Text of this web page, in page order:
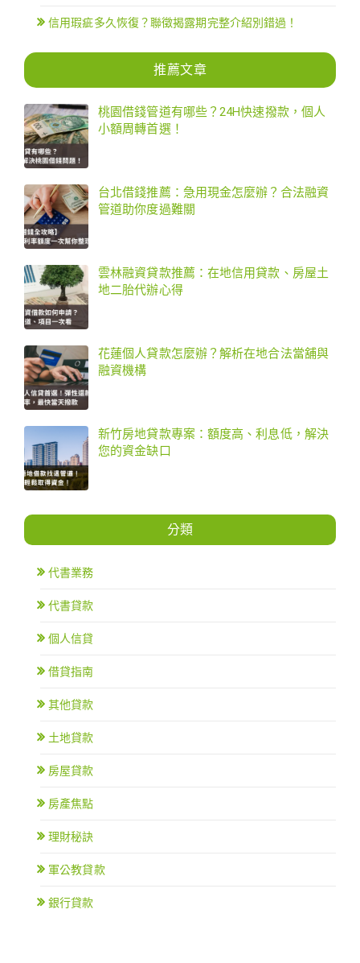
信用瑕疵多久恢復？聯徵揭露期完整介紹別錯過！
推薦文章
桃園借錢管道有哪些？24H快速撥款，個人
小額周轉首選！
台北借錢推薦：急用現金怎麼辦？合法融資
管道助你度過難關
雲林融資貸款推薦：在地信用貸款、房屋土
地二胎代辦心得
花蓮個人貸款怎麼辦？解析在地合法當舖與
融資機構
新竹房地貸款專案：額度高、利息低，解決
您的資金缺口
分類
代書業務
代書貸款
個人信貸
借貸指南
其他貸款
土地貸款
房屋貸款
房產焦點
理財秘訣
軍公教貸款
銀行貸款